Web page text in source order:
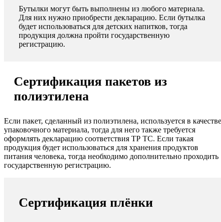
Бутылки могут быть выполнены из любого материала.
Для них нужно приобрести декларацию. Если бутылка
будет использоваться для детских напитков, тогда
продукция должна пройти государственную
регистрацию.
Сертификация пакетов из
полиэтилена
Если пакет, сделанный из полиэтилена, используется в качестве
упаковочного материала, тогда для него также требуется
оформлять декларацию соответствия ТР ТС. Если такая
продукция будет использоваться для хранения продуктов
питания человека, тогда необходимо дополнительно проходить
государственную регистрацию.
Сертификация плёнки